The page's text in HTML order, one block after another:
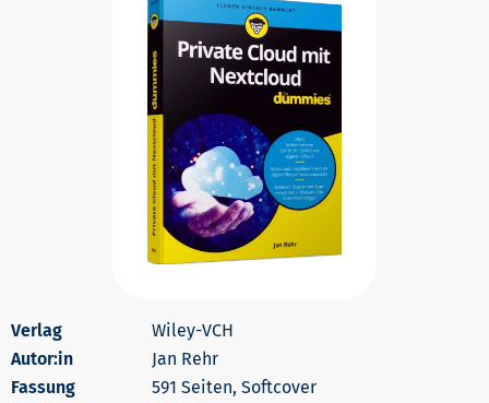
Wiley-VCH
Autor:in
Jan Rehr
591 Seiten, Softcover